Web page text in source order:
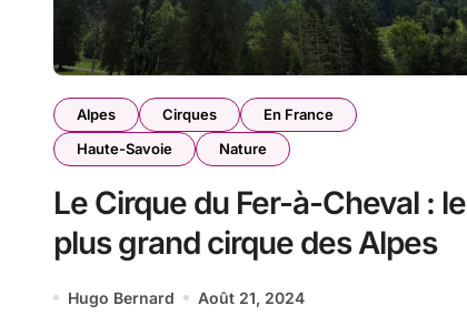
Alpes Cirques
En France
Haute-Savoie
Nature
Le Cirque du Fer-à-Cheval : le
plus grand cirque des Alpes
Hugo Bernard Août 21, 2024